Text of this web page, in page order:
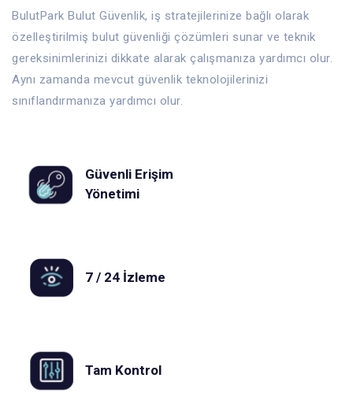
BulutPark Bulut Güvenlik, iş stratejilerinize bağlı olarak
özelleştirilmiş bulut güvenliği çözümleri sunar ve teknik
gereksinimlerinizi dikkate alarak çalışmanıza yardımcı olur.
Aynı zamanda mevcut güvenlik teknolojilerinizi
sınıflandırmanıza yardımcı olur.
Güvenli Erişim
Yönetimi
7 / 24 İzleme
Tam Kontrol